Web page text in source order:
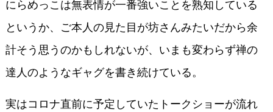
にらめっこは無表情が一番強いことを熟知している
というか、ご本人の見た目が坊さんみたいだから余
計そう思うのかもしれないが、いまも変わらず禅の
達人のようなギャグを書き続けている。
実はコロナ直前に予定していたトークショーが流れ